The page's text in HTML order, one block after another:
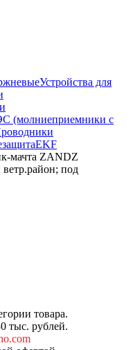
Устройства для
(молниеприемники с
EKF
мачта ZANDZ
под
товара.
тыс. рублей.